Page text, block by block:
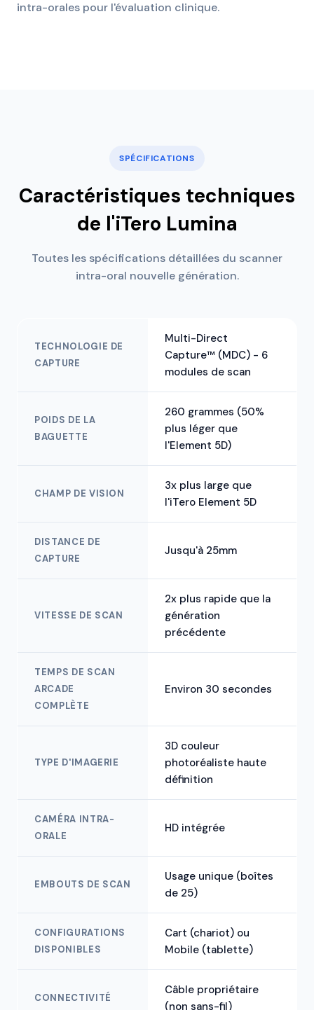
intra-orales pour l'évaluation clinique.
SPÉCIFICATIONS
Caractéristiques techniques
de l'iTero Lumina
Toutes les spécifications détaillées du scanner
intra-oral nouvelle génération.
TECHNOLOGIE DE
CAPTURE
Multi-Direct
Capture™ (MDC) - 6
modules de scan
POIDS DE LA
BAGUETTE
260 grammes (50%
plus léger que
l'Element 5D)
CHAMP DE VISION
3x plus large que
l'iTero Element 5D
DISTANCE DE
CAPTURE
Jusqu'à 25mm
VITESSE DE SCAN
2x plus rapide que la
génération
précédente
TEMPS DE SCAN
ARCADE
COMPLÈTE
Environ 30 secondes
TYPE D'IMAGERIE
3D couleur
photoréaliste haute
définition
CAMÉRA INTRA-
ORALE
HD intégrée
EMBOUTS DE SCAN
Usage unique (boîtes
de 25)
CONFIGURATIONS
DISPONIBLES
Cart (chariot) ou
Mobile (tablette)
CONNECTIVITÉ
Câble propriétaire
(non sans-fil)